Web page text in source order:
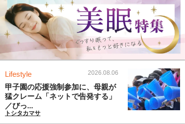
Lifestyle 2026.08.06
甲子園の応援強制参加に、母親が
猛クレーム「ネットで告発する」
／びっ...
トシタカマサ